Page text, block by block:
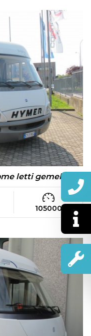
letti gemelli
105000